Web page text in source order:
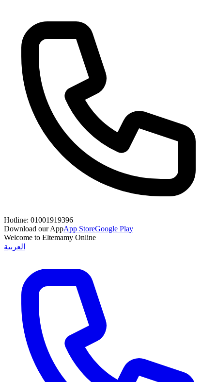
Hotline: 01001919396
Download our AppApp StoreGoogle Play
Welcome to Eltemamy Online
العربية